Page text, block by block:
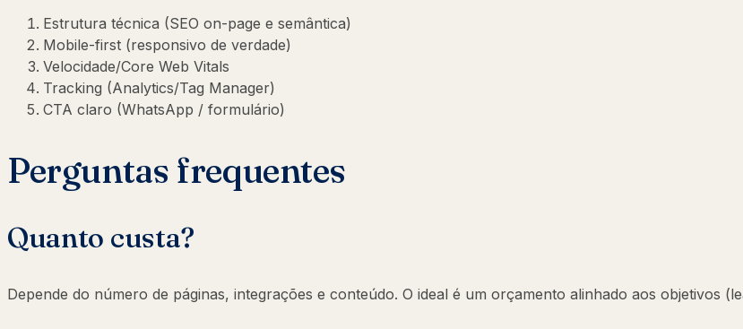
Estrutura técnica (SEO on-page e semântica)
Mobile-first (responsivo de verdade)
Velocidade/Core Web Vitals
Tracking (Analytics/Tag Manager)
CTA claro (WhatsApp / formulário)
Perguntas frequentes
Quanto custa?
Depende do número de páginas, integrações e conteúdo. O ideal é um orçamento alinhado aos objetivos